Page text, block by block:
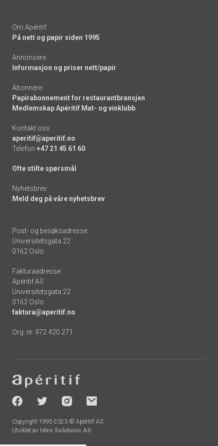
Om Apéritif:
På nett og papir siden 1995
Annonsere:
Informasjon og priser nett/papir
Abonnere:
Papirabonnement for restaurantbransjen
Medlemskap Apéritif Mat- og vinklubb
Kontakt oss:
aperitif@aperitif.no
Telefon +47 21 45 61 60
Ofte stilte spørsmål
Nyhetsbrev:
Meld deg på våre nyhetsbrev
Post- og besøksadresse:
Universitetsgata 22
0162 Oslo
Fakturaadresse:
Apéritif AS
Universitetsgata 22
0162 Oslo
faktura@aperitif.no
Org. nr. 972 420 271
-
socials
Copyright 1995-2023 © Apéritif AS
Utviklet av Ideo Solutions AS